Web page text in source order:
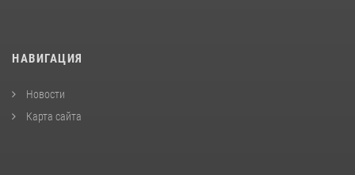
НАВИГАЦИЯ
Новости
Карта сайта